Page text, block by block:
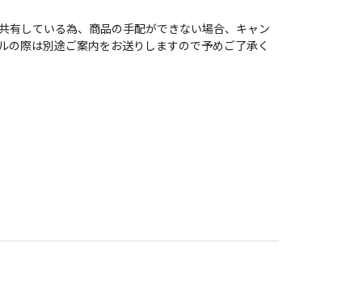
している為、商品の手配ができない場合、キャン
の際は別途ご案内をお送りしますので予めご了承く